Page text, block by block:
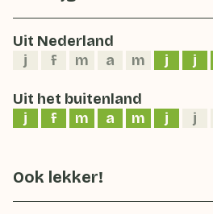
Uit Nederland
j
f m a m j j
Uit het buitenland
j
f m a m j j
Ook lekker!